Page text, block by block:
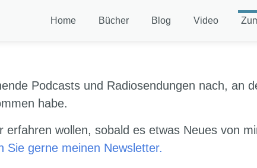
Home Bücher Blog Video
Podcasts und Radiosendungen nach, an
habe.
erfahren wollen, sobald es etwas Neues von
Sie gerne meinen Newsletter.